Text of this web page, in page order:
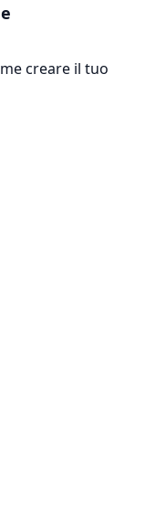
creare il tuo